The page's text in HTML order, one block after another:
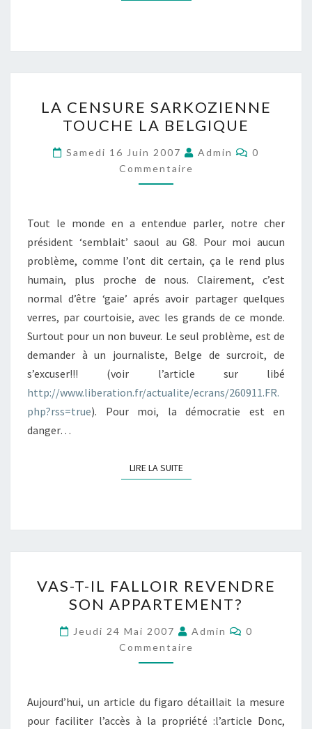
CENSURE
SARKOZIENNE
TOUCHE
LA
BELGIQUE
LA CENSURE SARKOZIENNE
TOUCHE LA BELGIQUE
Samedi 16 Juin 2007 Admin
0
Commentaire
Tout le monde en a entendue parler, notre cher
président ‘semblait’ saoul au G8. Pour moi aucun
problème, comme l’ont dit certain, ça le rend plus
humain, plus proche de nous. Clairement, c’est
normal d’être ‘gaie’ aprés avoir partager quelques
verres, par courtoisie, avec les grands de ce monde.
Surtout pour un non buveur. Le seul problème, est de
demander à un journaliste, Belge de surcroit, de
s’excuser!!! (voir l’article sur libé
http://www.liberation.fr/actualite/ecrans/260911.FR.
php?rss=true). Pour moi, la démocratie est en
danger…
LIRE LA SUITELIRE LA SUITE
T-
IL
FALLOIR
REVENDRE
SON
VAS-T-IL FALLOIR REVENDRE
SON APPARTEMENT?
Jeudi 24 Mai 2007 Admin
0
Commentaire
Aujourd’hui, un article du figaro détaillait la mesure
pour faciliter l’accès à la propriété :l’article Donc,